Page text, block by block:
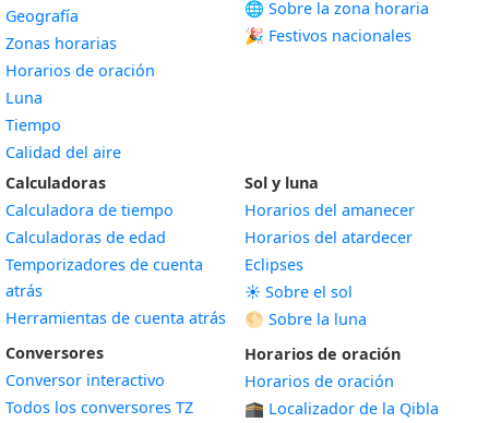
Geografía
Zonas horarias
Horarios de oración
Luna
Tiempo
Calidad del aire
🌐 Sobre la zona horaria
🎉 Festivos nacionales
Calculadoras
Calculadora de tiempo
Calculadoras de edad
Temporizadores de cuenta
atrás
Herramientas de cuenta atrás
Conversores
Conversor interactivo
Todos los conversores TZ
Sol y luna
Horarios del amanecer
Horarios del atardecer
Eclipses
☀️ Sobre el sol
🌕 Sobre la luna
Horarios de oración
Horarios de oración
🕋 Localizador de la Qibla